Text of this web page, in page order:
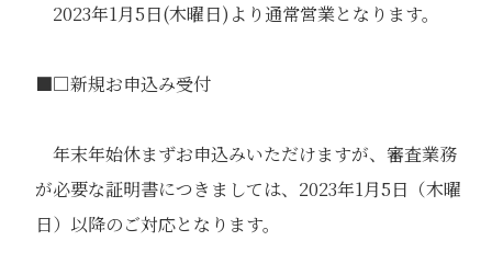
2023年1月5日(木曜日)より通常営業となります。
■□新規お申込み受付
年末年始休まずお申込みいただけますが、審査業務
が必要な証明書につきましては、2023年1月5日（木曜
日）以降のご対応となります。